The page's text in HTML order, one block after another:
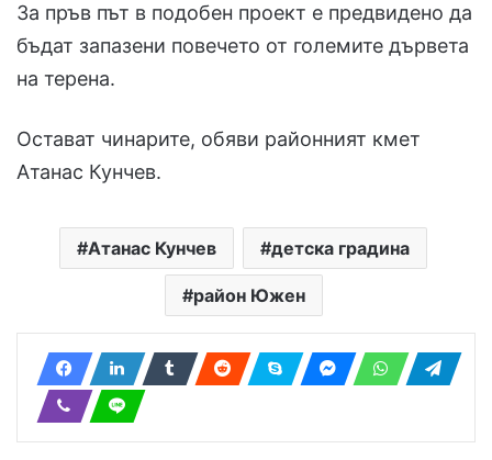
За пръв път в подобен проект е предвидено да
бъдат запазени повечето от големите дървета
на терена.
Остават чинарите, обяви районният кмет
Атанас Кунчев.
Атанас Кунчев детска градина
район Южен